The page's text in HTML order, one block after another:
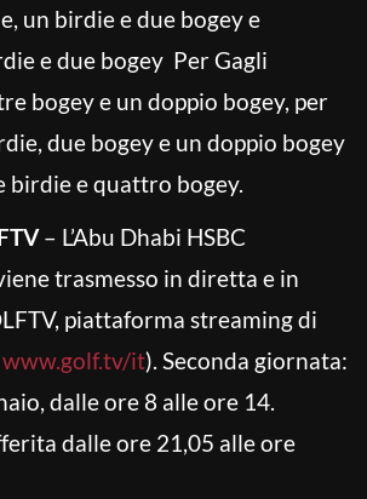
un birdie e due bogey e
e due bogey Per Gagli
bogey e un doppio bogey, per
due bogey e un doppio bogey
birdie e quattro bogey.
– L’Abu Dhabi HSBC
trasmesso in diretta e in
piattaforma streaming di
www.golf.tv/it). Seconda giornata:
dalle ore 8 alle ore 14.
dalle ore 21,05 alle ore